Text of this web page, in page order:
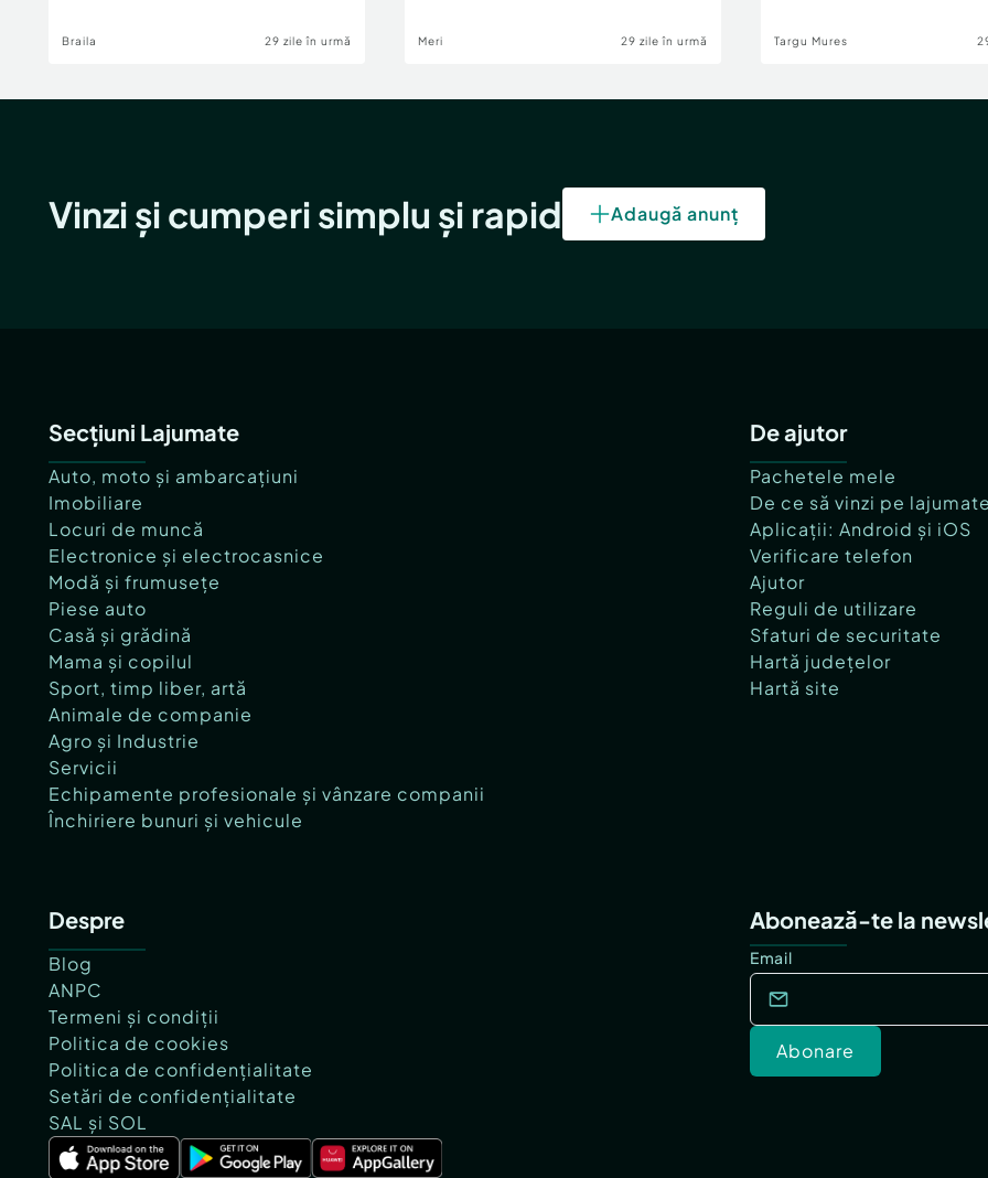
Braila 29 zile în urmă Meri 29 zile în urmă Targu Mures
Vinzi și cumperi simplu și rapid Adaugă anunț
Secțiuni Lajumate
Auto, moto și ambarcațiuni
Imobiliare
Locuri de muncă
Electronice și electrocasnice
Modă și frumusețe
Piese auto
Casă și grădină
Mama și copilul
Sport, timp liber, artă
Animale de companie
Agro și Industrie
Servicii
Echipamente profesionale și vânzare companii
Închiriere bunuri și vehicule
De ajutor
Pachetele mele
De ce să vinzi pe
Aplicații: Android și iOS
Verificare telefon
Ajutor
Reguli de utilizare
Sfaturi de securitate
Hartă județelor
Hartă site
Despre
Blog
ANPC
Termeni și condiții
Politica de cookies
Politica de confidențialitate
Setări de confidențialitate
SAL și SOL
Abonează-te la
Email
Abonare